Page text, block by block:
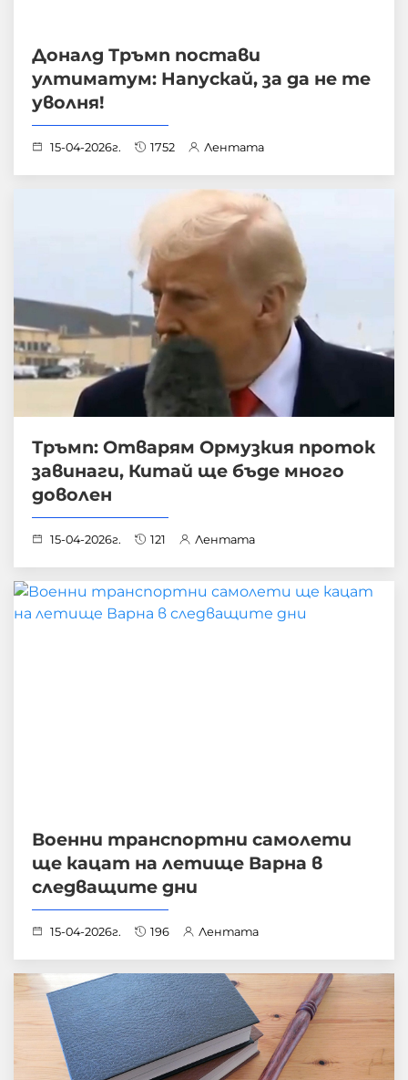
Доналд Тръмп постави
ултиматум: Напускай, за да не те
уволня!
15-04-2026г. 1752 Лентата
Тръмп: Отварям Ормузкия проток
завинаги, Китай ще бъде много
доволен
15-04-2026г. 121 Лентата
Военни транспортни самолети
ще кацат на летище Варна в
следващите дни
15-04-2026г. 196 Лентата